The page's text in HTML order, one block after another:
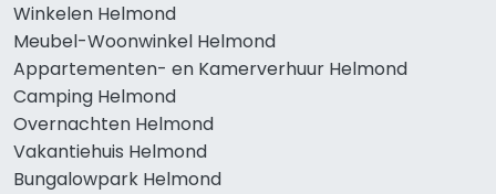
Winkelen Helmond
Meubel-Woonwinkel Helmond
Appartementen- en Kamerverhuur Helmond
Camping Helmond
Overnachten Helmond
Vakantiehuis Helmond
Bungalowpark Helmond